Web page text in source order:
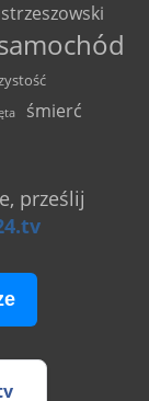
śmierć
prześlij